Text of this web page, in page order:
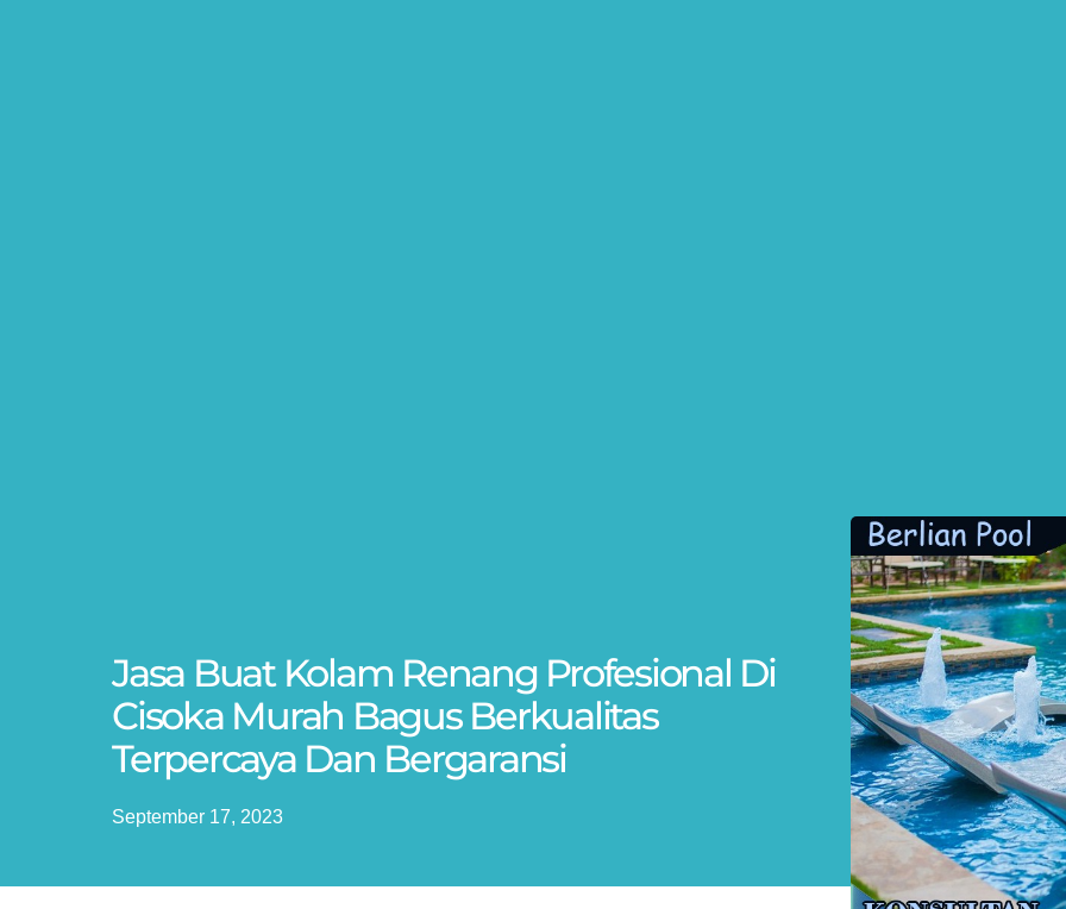
Jasa Buat Kolam Renang Profesional Di
Cisoka Murah Bagus Berkualitas
Terpercaya Dan Bergaransi
September 17, 2023